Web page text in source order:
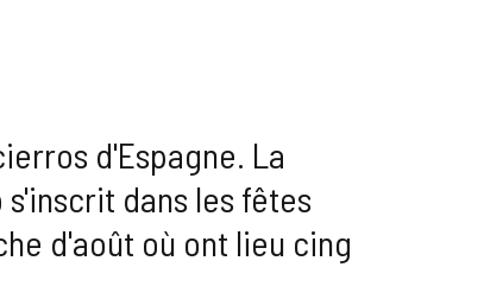
d'Espagne. La
dans les fêtes
d'août où ont lieu cing